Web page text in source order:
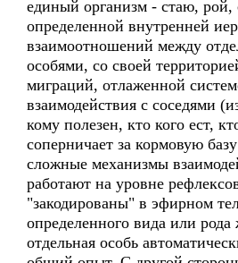
единый организм - стаю, рой,
определенной внутренней
взаимоотношений между
особями, со своей
миграций, отлаженной
взаимодействия с соседями
кому полезен, кто кого ест,
соперничает за кормовую
сложные механизмы
работают на уровне
"закодированы" в эфирном
определенного вида или
отдельная особь